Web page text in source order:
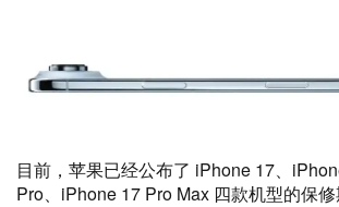
目前，苹果已经公布了 iPhone 17、
Pro、iPhone 17 Pro Max 四款机型的保修